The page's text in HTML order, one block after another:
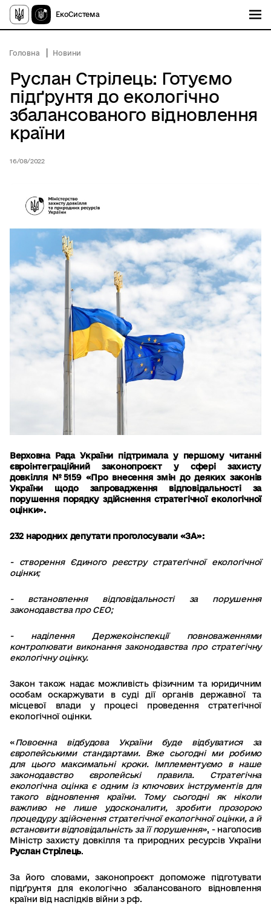
ЕкоСистема
Головна Новини
Руслан Стрілець: Готуємо
підґрунтя до екологічно
збалансованого відновлення
країни
16/08/2022
Верховна Рада України підтримала у першому читанні
євроінтеграційний законопроєкт у сфері захисту
довкілля №5159 «Про внесення змін до деяких законів
України щодо запровадження відповідальності за
порушення порядку здійснення стратегічної екологічної
оцінки».
232 народних депутати проголосували «ЗА»:
- створення Єдиного реєстру стратегічної екологічної
оцінки;
- встановлення відповідальності за порушення
законодавства про СЕО;
- наділення Держекоінспекції повноваженнями
контролювати виконання законодавства про стратегічну
екологічну оцінку.
Закон також надає можливість фізичним та юридичним
особам оскаржувати в суді дії органів державної та
місцевої влади у процесі проведення стратегічної
екологічної оцінки.
«Повоєнна відбудова України буде відбуватися за
європейськими стандартами. Вже сьогодні ми робимо
для цього максимальні кроки. Імплементуємо в наше
законодавство європейські правила. Стратегічна
екологічна оцінка є одним із ключових інструментів для
такого відновлення країни. Тому сьогодні як ніколи
важливо не лише удосконалити, зробити прозорою
процедуру здійснення стратегічної екологічної оцінки, а й
встановити відповідальність за її порушення», - наголосив
Міністр захисту довкілля та природних ресурсів України
Руслан Стрілець.
За його словами, законопроєкт допоможе підготувати
підґрунтя для екологічно збалансованого відновлення
країни від наслідків війни з рф.